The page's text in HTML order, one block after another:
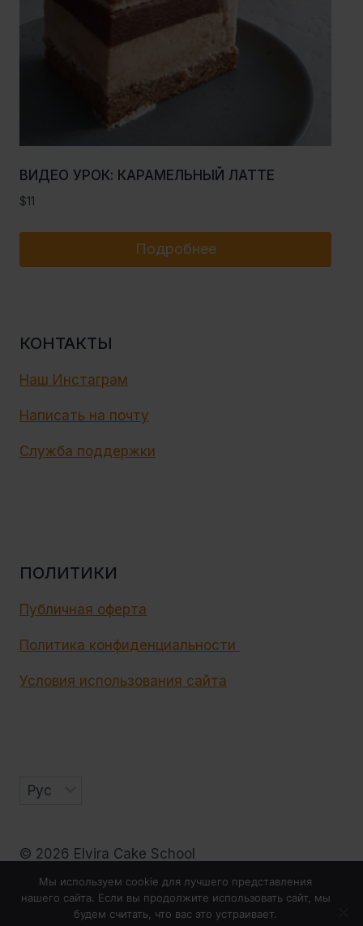
ВИДЕО УРОК: КАРАМЕЛЬНЫЙ ЛАТТЕ
$11
Подробнее
КОНТАКТЫ
Наш Инстаграм
Написать на почту
Служба поддержки
ПОЛИТИКИ
Публичная оферта
Политика конфиденциальности
Условия использования сайта
Выбрать
© 2026 Elvira Cake School
Мы используем cookie для лучшего представления
нашего сайта. Если вы продолжите использовать сайт, мы
будем считать, что вас это устраивает.